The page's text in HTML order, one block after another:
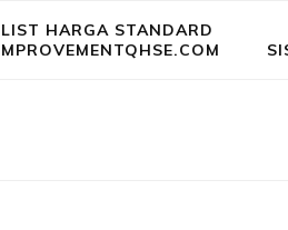
LIST HARGA STANDARD